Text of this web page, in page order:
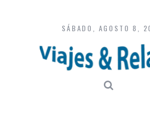
content
SÁBADO, AGOSTO 8,